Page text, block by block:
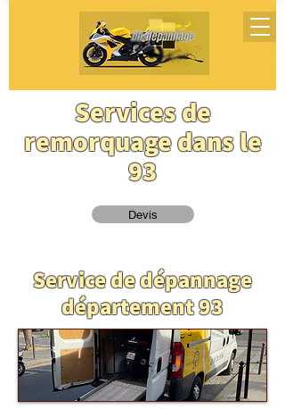
Services de
remorquage dans le
93
Devis
Service de dépannage
département 93